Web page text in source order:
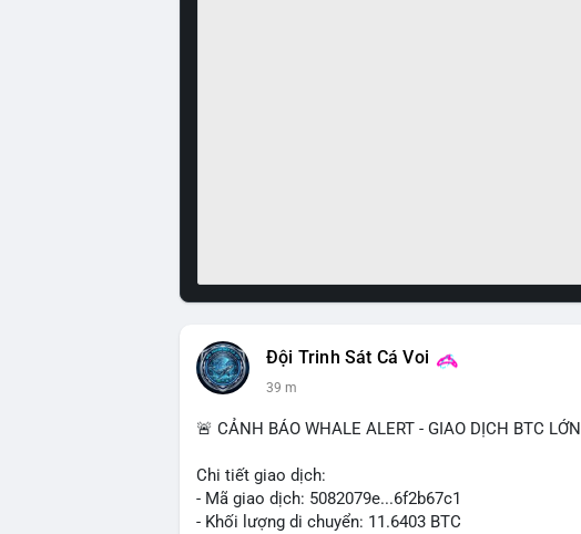
Đội Trinh Sát Cá Voi
39 m
🚨 CẢNH BÁO WHALE ALERT - GIAO DỊCH BTC LỚN
Chi tiết giao dịch:
- Mã giao dịch: 5082079e...6f2b67c1
- Khối lượng di chuyển: 11.6403 BTC